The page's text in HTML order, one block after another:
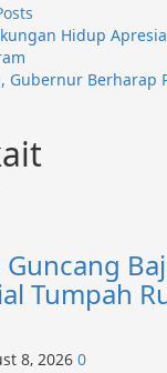
Hidup
Gubernur Berharap
Tumpah
8, 2026 0